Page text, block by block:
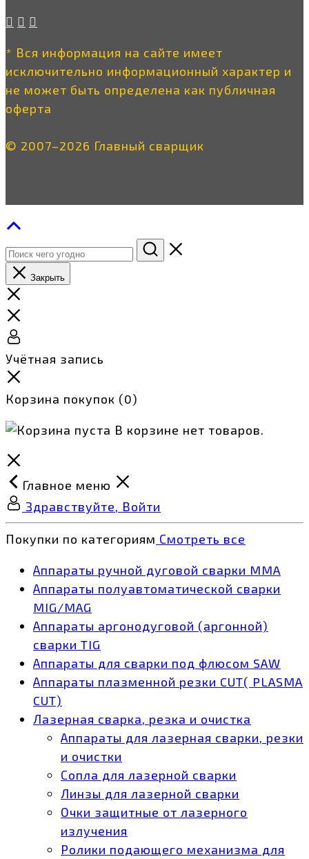
* Вся информация на сайте имеет
исключительно информационный характер и
не может быть определена как публичная
оферта
© 2007–2026 Главный сварщик
Закрыть
Учётная запись
Корзина покупок (0)
В корзине нет товаров.
Главное меню
Здравствуйте, Войти
Покупки по категориям Смотреть все
Аппараты ручной дуговой сварки MMA
Аппараты полуавтоматической сварки
MIG/MAG
Аппараты аргонодуговой (аргонной)
сварки TIG
Аппараты для сварки под флюсом SAW
Аппараты плазменной резки CUT( PLASMA
CUT)
Лазерная сварка, резка и очистка
Аппараты для лазерная сварки, резки
и очистки
Сопла для лазерной сварки
Линзы для лазерной сварки
Очки защитные от лазерного
излучения
Ролики подающего механизма для